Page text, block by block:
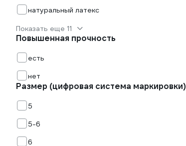
натуральный латекс
Показать еще 11
Повышенная прочность
есть
нет
Размер (цифровая система маркировки)
5
5-6
6